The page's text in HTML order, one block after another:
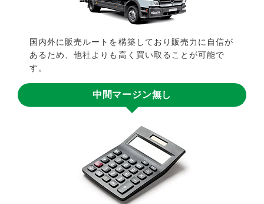
国内外に販売ルートを構築しており販売力に自信が
あるため、他社よりも高く買い取ることが可能で
す。
中間マージン無し